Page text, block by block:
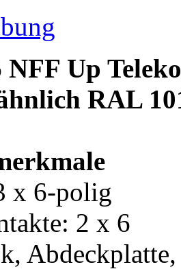
NFF Up
RAL
x 6-polig
2 x 6